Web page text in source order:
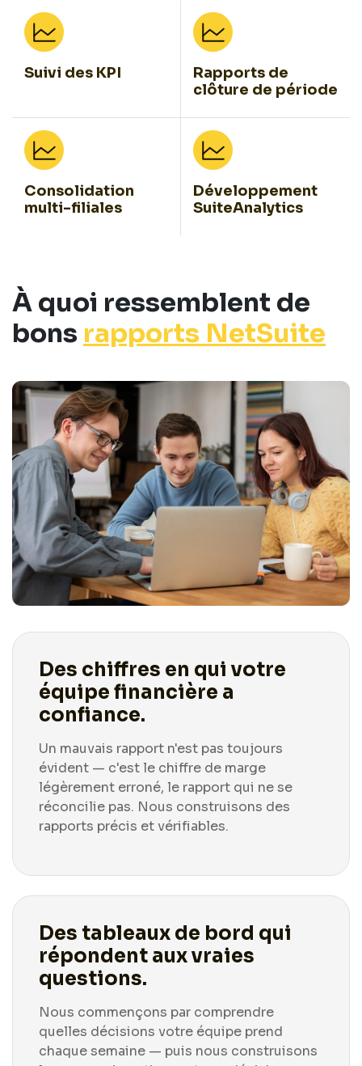
Suivi des KPI
Rapports de
clôture de période
Consolidation
multi-filiales
Développement
SuiteAnalytics
À quoi ressemblent de
bons rapports NetSuite
Des chiffres en qui votre
équipe financière a
confiance.
Un mauvais rapport n'est pas toujours
évident — c'est le chiffre de marge
légèrement erroné, le rapport qui ne se
réconcilie pas. Nous construisons des
rapports précis et vérifiables.
Des tableaux de bord qui
répondent aux vraies
questions.
Nous commençons par comprendre
quelles décisions votre équipe prend
chaque semaine — puis nous construisons